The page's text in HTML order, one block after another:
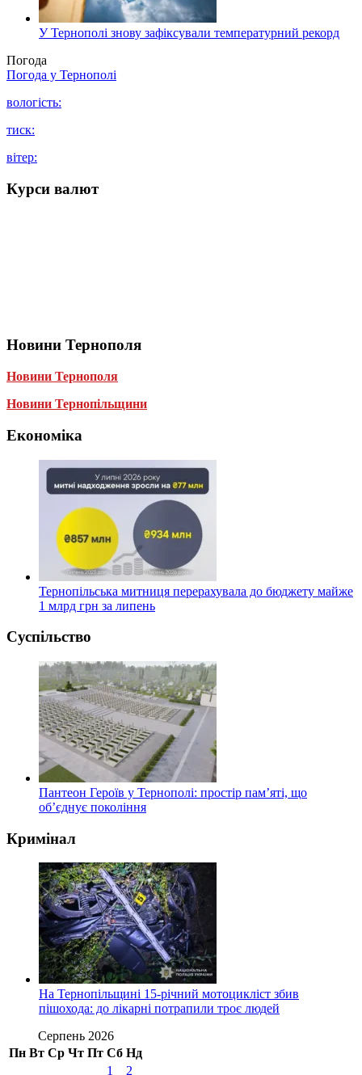
У Тернополі знову зафіксували температурний рекорд
Погода
Погода у Тернополі
вологість:
тиск:
вітер:
Курси валют
Новини Тернополя
Новини Тернополя
Новини Тернопільщини
Економіка
Тернопільська митниця перерахувала до бюджету майже
1 млрд грн за липень
Суспільство
Пантеон Героїв у Тернополі: простір пам’яті, що
об’єднує покоління
Кримінал
На Тернопільщині 15-річний мотоцикліст збив
пішохода: до лікарні потрапили троє людей
Серпень 2026
Пн Вт Ср Чт Пт Сб Нд
1
2